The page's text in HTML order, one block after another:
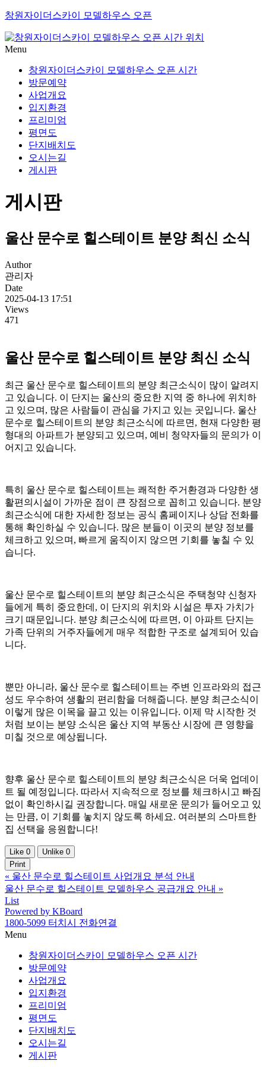
창원자이더스카이 모델하우스 오픈
Menu
창원자이더스카이 모델하우스 오픈 시간
방문예약
사업개요
입지환경
프리미엄
평면도
단지배치도
오시는길
게시판
게시판
울산 문수로 힐스테이트 분양 최신 소식
Author
관리자
Date
2025-04-13 17:51
Views
471
울산 문수로 힐스테이트 분양 최신 소식
최근 울산 문수로 힐스테이트의 분양 최근소식이 많이 알려지
고 있습니다. 이 단지는 울산의 중요한 지역 중 하나에 위치하
고 있으며, 많은 사람들이 관심을 가지고 있는 곳입니다. 울산
문수로 힐스테이트의 분양 최근소식에 따르면, 현재 다양한 평
형대의 아파트가 분양되고 있으며, 예비 청약자들의 문의가 이
어지고 있습니다.
특히 울산 문수로 힐스테이트는 쾌적한 주거환경과 다양한 생
활편의시설이 가까운 점이 큰 장점으로 꼽히고 있습니다. 분양
최근소식에 대한 자세한 정보는 공식 홈페이지나 상담 전화를
통해 확인하실 수 있습니다. 많은 분들이 이곳의 분양 정보를
체크하고 있으며, 빠르게 움직이지 않으면 기회를 놓칠 수 있
습니다.
울산 문수로 힐스테이트의 분양 최근소식은 주택청약 신청자
들에게 특히 중요한데, 이 단지의 위치와 시설은 투자 가치가
크기 때문입니다. 분양 최근소식에 따르면, 이 아파트 단지는
가족 단위의 거주자들에게 매우 적합한 구조로 설계되어 있습
니다.
뿐만 아니라, 울산 문수로 힐스테이트는 주변 인프라와의 접근
성도 우수하여 생활의 편리함을 더해줍니다. 분양 최근소식이
이렇게 많은 이목을 끌고 있는 이유입니다. 이제 막 시작한 것
처럼 보이는 분양 소식은 울산 지역 부동산 시장에 큰 영향을
미칠 것으로 예상됩니다.
향후 울산 문수로 힐스테이트의 분양 최근소식은 더욱 업데이
트 될 예정입니다. 따라서 지속적으로 정보를 체크하시고 빠짐
없이 확인하시길 권장합니다. 매일 새로운 문의가 들어오고 있
는 만큼, 이 기회를 놓치지 않도록 하세요. 여러분의 스마트한
집 선택을 응원합니다!
Like 0 Unlike 0
Print
« 울산 문수로 힐스테이트 사업개요 분석 안내
울산 문수로 힐스테이트 모델하우스 공급개요 안내 »
List
Powered by KBoard
1800-5099 터치시 전화연결
Menu
창원자이더스카이 모델하우스 오픈 시간
방문예약
사업개요
입지환경
프리미엄
평면도
단지배치도
오시는길
게시판